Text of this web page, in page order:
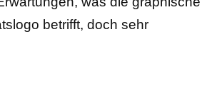
betrifft, doch sehr